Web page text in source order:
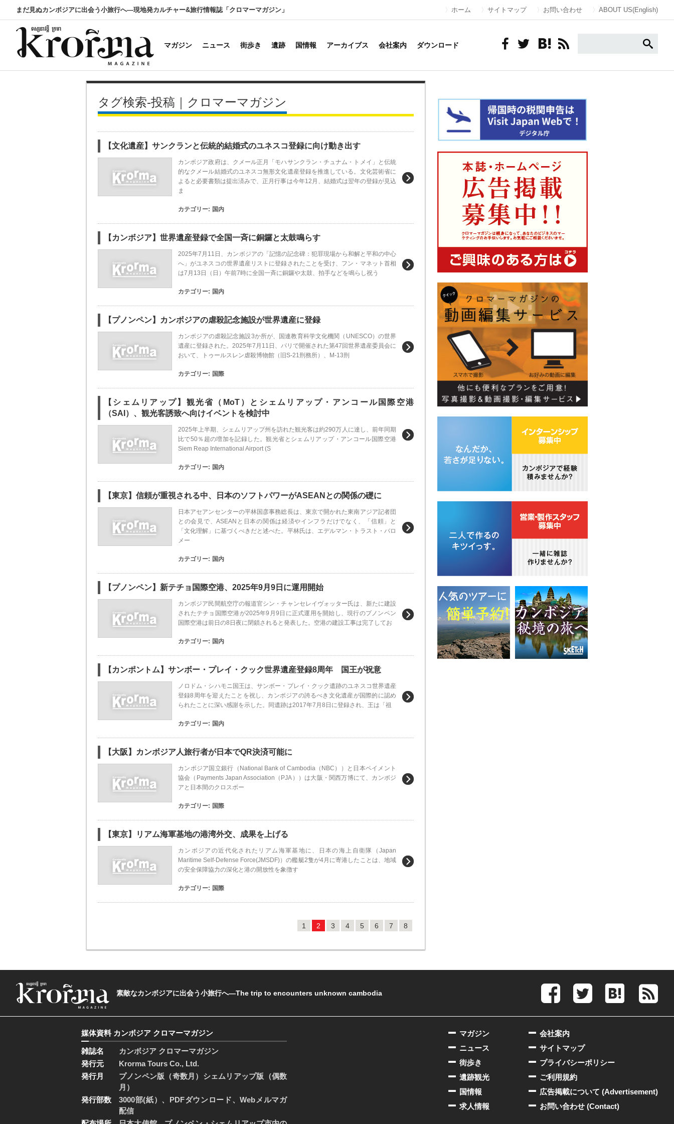
まだ見ぬカンボジアに出会う小旅行へ―現地発カルチャー&旅行情報誌「クロマーマガジン」 ホーム サイトマップ お問い合わせ ABOUT US(English)
マガジン ニュース 街歩き 遺跡 国情報 アーカイブス 会社案内 ダウンロード
タグ検索-投稿｜クロマーマガジン
【文化遺産】サンクランと伝統的結婚式のユネスコ登録に向け動き出す
カンボジア政府は、クメール正月「モハサンクラン・チュナム・トメイ」と伝統
的なクメール結婚式のユネスコ無形文化遺産登録を推進している。文化芸術省に
よると必要書類は提出済みで、正月行事は今年12月、結婚式は翌年の登録が見込
ま
カテゴリー: 国内
【カンボジア】世界遺産登録で全国一斉に銅鑼と太鼓鳴らす
2025年7月11日、カンボジアの「記憶の記念碑：犯罪現場から和解と平和の中心
へ」がユネスコの世界遺産リストに登録されたことを受け、フン・マネット首相
は7月13日（日）午前7時に全国一斉に銅鑼や太鼓、拍手などを鳴らし祝う
カテゴリー: 国内
【プノンペン】カンボジアの虐殺記念施設が世界遺産に登録
カンボジアの虐殺記念施設3か所が、国連教育科学文化機関（UNESCO）の世界
遺産に登録された。2025年7月11日、パリで開催された第47回世界遺産委員会に
おいて、トゥールスレン虐殺博物館（旧S-21刑務所）、M-13刑
カテゴリー: 国際
【シェムリアップ】観光省（MoT）とシェムリアップ・アンコール国際空港
（SAI）、観光客誘致へ向けイベントを検討中
2025年上半期、シェムリアップ州を訪れた観光客は約290万人に達し、前年同期
比で50％超の増加を記録した。観光省とシェムリアップ・アンコール国際空港
Siem Reap International Airport (S
カテゴリー: 国内
【東京】信頼が重視される中、日本のソフトパワーがASEANとの関係の礎に
日本アセアンセンターの平林国彦事務総長は、東京で開かれた東南アジア記者団
との会見で、ASEANと日本の関係は経済やインフラだけでなく、「信頼」と
「文化理解」に基づくべきだと述べた。平林氏は、エデルマン・トラスト・バロ
メー
カテゴリー: 国内
【プノンペン】新テチョ国際空港、2025年9月9日に運用開始
カンボジア民間航空庁の報道官シン・チャンセレイヴォッター氏は、新たに建設
されたテチョ国際空港が2025年9月9日に正式運用を開始し、現行のプノンペン
国際空港は前日の8日夜に閉鎖されると発表した。空港の建設工事は完了してお
カテゴリー: 国内
【カンポントム】サンボー・プレイ・クック世界遺産登録8周年 国王が祝意
ノロドム・シハモニ国王は、サンボー・プレイ・クック遺跡のユネスコ世界遺産
登録8周年を迎えたことを祝し、カンボジアの誇るべき文化遺産が国際的に認め
られたことに深い感謝を示した。同遺跡は2017年7月8日に登録され、王は「祖
カテゴリー: 国内
【大阪】カンボジア人旅行者が日本でQR決済可能に
カンボジア国立銀行（National Bank of Cambodia（NBC））と日本ペイメント
協会（Payments Japan Association（PJA））は大阪・関西万博にて、カンボジ
アと日本間のクロスボー
カテゴリー: 国際
【東京】リアム海軍基地の港湾外交、成果を上げる
カンボジアの近代化されたリアム海軍基地に、日本の海上自衛隊（Japan
Maritime Self-Defense Force(JMSDF)）の艦艇2隻が4月に寄港したことは、地域
の安全保障協力の深化と港の開放性を象徴す
カテゴリー: 国際
1 2 3 4 5 6 7 8
素敵なカンボジアに出会う小旅行へ―The trip to encounters unknown cambodia
媒体資料 カンボジア クロマーマガジン
雑誌名
カンボジア クロマーマガジン
発行元
Krorma Tours Co., Ltd.
発行月
プノンペン版（奇数月）シェムリアップ版（偶数
月）
発行部数
3000部(紙）、PDFダウンロード、Webメルマガ
配信
会社案内
サイトマップ
プライバシーポリシー
ご利用規約
広告掲載について (Advertisement)
お問い合わせ (Contact)
マガジン
ニュース
街歩き
遺跡観光
国情報
求人情報